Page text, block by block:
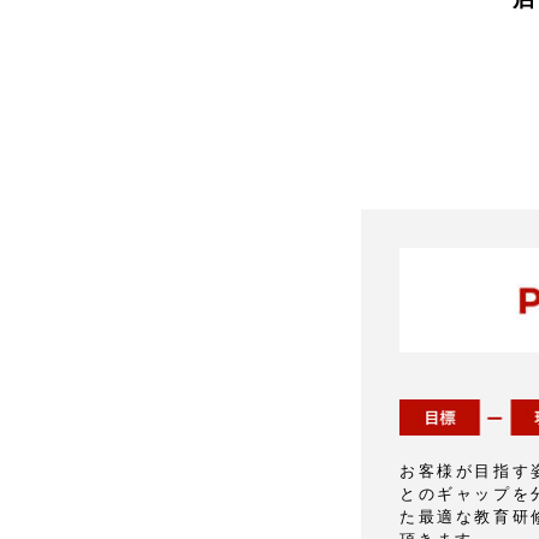
お客様が目指す
とのギャップを
た最適な教育研